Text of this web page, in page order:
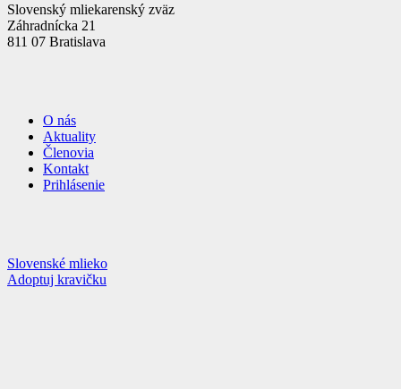
Slovenský mliekarenský zväz
Záhradnícka 21
811 07 Bratislava
O nás
Aktuality
Členovia
Kontakt
Prihlásenie
Slovenské mlieko
Adoptuj kravičku